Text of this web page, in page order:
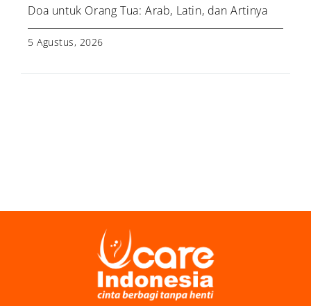
Doa untuk Orang Tua: Arab, Latin, dan Artinya
5 Agustus, 2026